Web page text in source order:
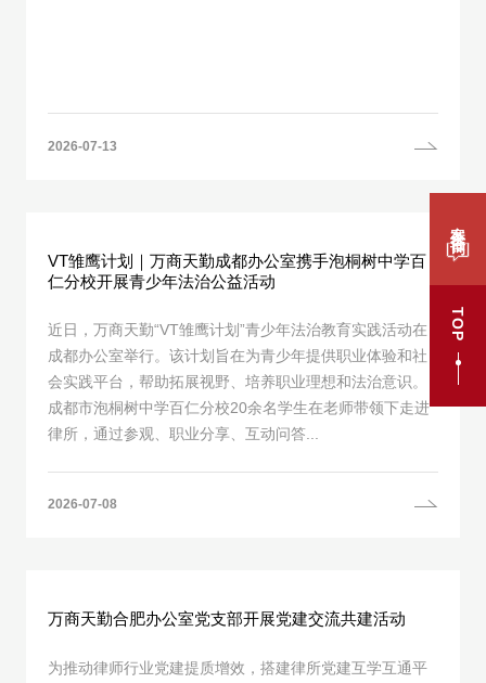
TOP
2026-07-13
VT雏鹰计划｜万商天勤成都办公室携手泡桐树中学百
仁分校开展青少年法治公益活动
近日，万商天勤“VT雏鹰计划”青少年法治教育实践活动在
成都办公室举行。该计划旨在为青少年提供职业体验和社
会实践平台，帮助拓展视野、培养职业理想和法治意识。
成都市泡桐树中学百仁分校20余名学生在老师带领下走进
律所，通过参观、职业分享、互动问答...
2026-07-08
万商天勤合肥办公室党支部开展党建交流共建活动
为推动律师行业党建提质增效，搭建律所党建互学互通平